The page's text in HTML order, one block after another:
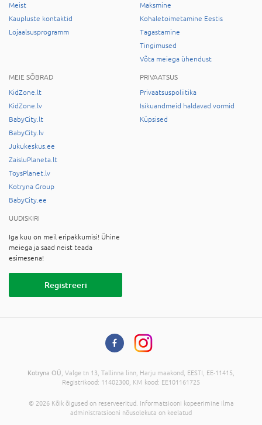
Meist
Kaupluste kontaktid
Lojaalsusprogramm
Maksmine
Kohaletoimetamine Eestis
Tagastamine
Tingimused
Võta meiega ühendust
MEIE SÕBRAD
KidZone.lt
KidZone.lv
BabyCity.lt
BabyCity.lv
Jukukeskus.ee
ZaisluPlaneta.lt
ToysPlanet.lv
Kotryna Group
BabyCity.ee
PRIVAATSUS
Privaatsuspoliitika
Isikuandmeid haldavad vormid
Küpsised
UUDISKIRI
Iga kuu on meil eripakkumisi! Ühine
meiega ja saad neist teada
esimesena!
Registreeri
Kotryna OÜ , Valge tn 13, Tallinna linn, Harju maakond, EESTI, EE-11415,
Registrikood: 11402300, KM kood: EE101161725
© 2026 Kõik õigused on reserveeritud. Informatsiooni kopeerimine ilma
administratsiooni nõusolekuta on keelatud